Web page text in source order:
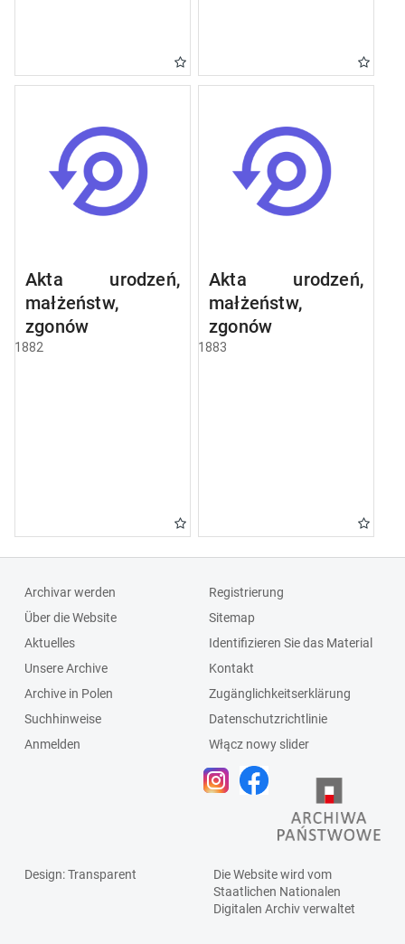
Akta urodzeń,
małżeństw,
zgonów
1882
Akta urodzeń,
małżeństw,
zgonów
1883
Archivar werden
Über die Website
Aktuelles
Unsere Archive
Archive in Polen
Suchhinweise
Anmelden
Registrierung
Sitemap
Identifizieren Sie das Material
Kontakt
Zugänglichkeitserklärung
Datenschutzrichtlinie
Włącz nowy slider
Design: Transparent
Die Website wird vom
Staatlichen Nationalen
Digitalen Archivverwaltet